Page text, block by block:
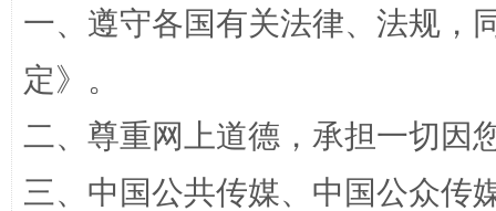
国家大学科技园优化重塑工作
一、遵守各国有关法律、法规，
定》。
二、尊重网上道德，承担一切因
三、中国公共传媒、中国公众传